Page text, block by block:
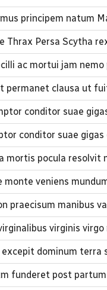
principem natum
Thrax Persa Scytha
ac mortui jam
clausa ut
conditor suae
conditor suae gigas
mortis pocula resolvit
veniens
praecisum manibus
virginis
dominum terra
funderet post